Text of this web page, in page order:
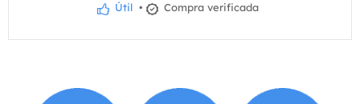
Útil • Compra verificada